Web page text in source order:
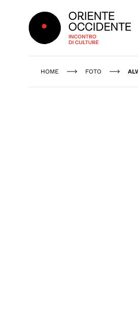
Oriente Occidente
HOME FOTO